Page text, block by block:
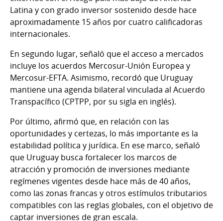
Latina y con grado inversor sostenido desde hace
aproximadamente 15 años por cuatro calificadoras
internacionales.
En segundo lugar, señaló que el acceso a mercados
incluye los acuerdos Mercosur-Unión Europea y
Mercosur-EFTA. Asimismo, recordó que Uruguay
mantiene una agenda bilateral vinculada al Acuerdo
Transpacífico (CPTPP, por su sigla en inglés).
Por último, afirmó que, en relación con las
oportunidades y certezas, lo más importante es la
estabilidad política y jurídica. En ese marco, señaló
que Uruguay busca fortalecer los marcos de
atracción y promoción de inversiones mediante
regímenes vigentes desde hace más de 40 años,
como las zonas francas y otros estímulos tributarios
compatibles con las reglas globales, con el objetivo de
captar inversiones de gran escala.